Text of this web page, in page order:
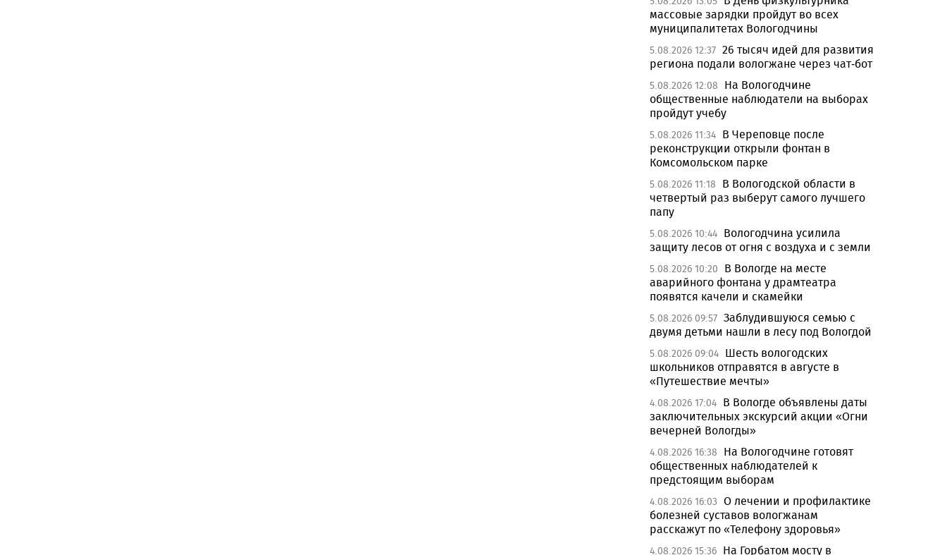
массовые зарядки пройдут во всех
муниципалитетах Вологодчины
5.08.2026 12:37 26 тысяч идей для развития
региона подали вологжане через чат-бот
5.08.2026 12:08
На Вологодчине
общественные наблюдатели на выборах
пройдут учебу
5.08.2026 11:34 В Череповце после
реконструкции открыли фонтан в
Комсомольском парке
5.08.2026 11:18
В Вологодской области в
четвертый раз выберут самого лучшего
папу
5.08.2026 10:44 Вологодчина усилила
защиту лесов от огня с воздуха и с земли
5.08.2026 10:20
В Вологде на месте
аварийного фонтана у драмтеатра
появятся качели и скамейки
5.08.2026 09:57 Заблудившуюся семью с
двумя детьми нашли в лесу под Вологдой
5.08.2026 09:04 Шесть вологодских
школьников отправятся в августе в
«Путешествие мечты»
4.08.2026 17:04 В Вологде объявлены даты
заключительных экскурсий акции «Огни
вечерней Вологды»
4.08.2026 16:38
На Вологодчине готовят
общественных наблюдателей к
предстоящим выборам
4.08.2026 16:03 О лечении и профилактике
болезней суставов вологжанам
расскажут по «Телефону здоровья»
4.08.2026 15:36 На Горбатом мосту в